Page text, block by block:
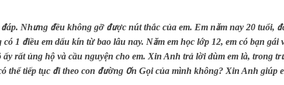
Nhưng đều không gỡ được nút thắc của em. Em năm nay 20 tuổi,
1 điều em dấu kín từ bao lâu nay. Năm em học lớp 12, em có bạn gái
rất ủng hộ và cầu nguyện cho em. Xin Anh trả lời dùm em là, trong
thể tiếp tục đi theo con đường Ơn Gọi của mình không? Xin Anh giúp